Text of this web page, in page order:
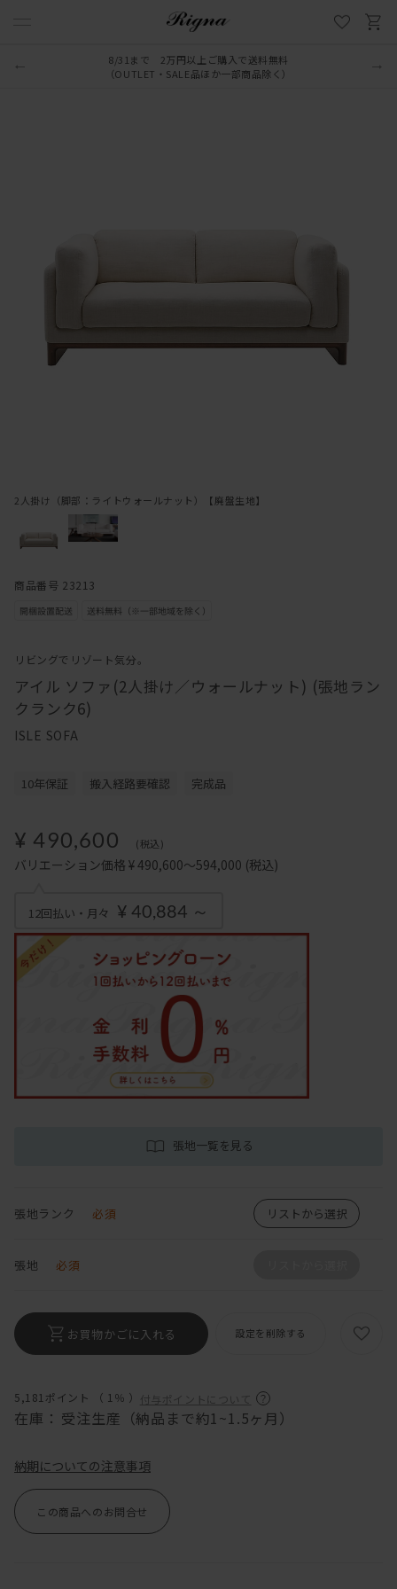
8/31まで 2万円以上ご購入で送料無料
（OUTLET・SALE品ほか一部商品除く）
リビングでリゾート気分。
アイル ソファ(2人掛け／ウォールナット) (張地ラン
クランク6)
ISLE SOFA
2人掛け（脚部：ライトウォールナット）【廃盤生地】
5,181ポイント （ 1％ ） 付与ポイントについて
在庫： 受注生産（納品まで約1~1.5ヶ月）
10年保証 搬入経路要確認 完成品
¥ 490,600 (税込)
バリエーション価格 ¥ 490,600～594,000 (税込)
12回払い・月々 ¥ 40,884 ～
張地一覧を見る
張地ランク 必須 リストから選択
張地 必須
お買物かごに入れる 設定を削除する
納期についての注意事項
この商品へのお問合せ
商品番号 23213